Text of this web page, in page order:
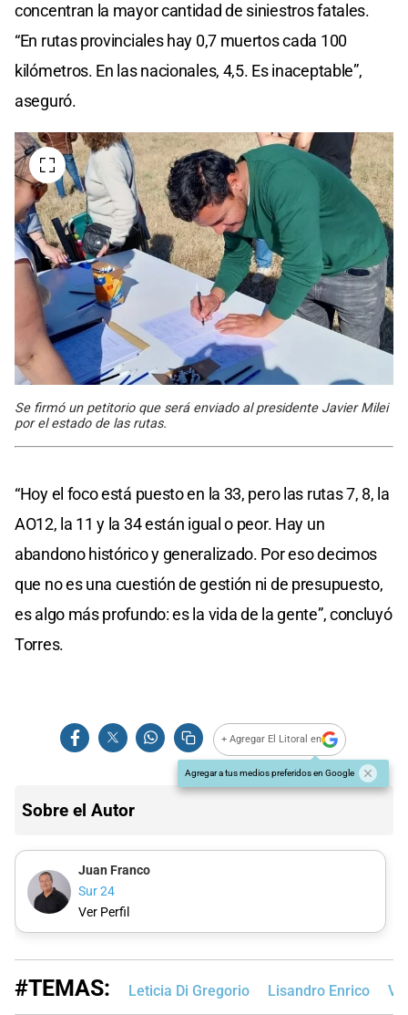
concentran la mayor cantidad de siniestros fatales.
“En rutas provinciales hay 0,7 muertos cada 100
kilómetros. En las nacionales, 4,5. Es inaceptable”,
aseguró.
Se firmó un petitorio que será enviado al presidente Javier Milei
por el estado de las rutas.
“Hoy el foco está puesto en la 33, pero las rutas 7, 8, la
AO12, la 11 y la 34 están igual o peor. Hay un
abandono histórico y generalizado. Por eso decimos
que no es una cuestión de gestión ni de presupuesto,
es algo más profundo: es la vida de la gente”, concluyó
Torres.
+ Agregar El Litoral en
Agregar a tus medios preferidos en Google
Sobre el Autor
Juan Franco
Sur 24
Ver Perfil
#TEMAS: Leticia Di Gregorio Lisandro Enrico